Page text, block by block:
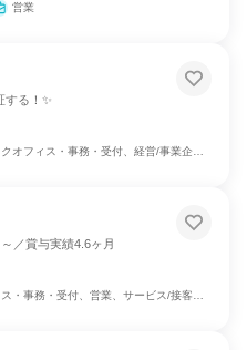
営業
する！✨
ィス・事務・受付、経営/事業企画、営業、製造・生産工程、SCM/生産管理/購買/物流、商品企画
／賞与実績4.6ヶ月
・事務・受付、営業、サービス/接客、人事